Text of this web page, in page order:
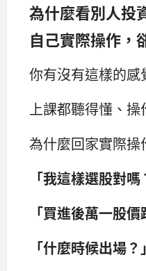
為什麼看別人投
自己實際操作，
你有沒有這樣的感
上課都聽得懂、操
為什麼回家實際操
「我這樣選股對嗎
「買進後萬一股價
「什麼時候出場？」